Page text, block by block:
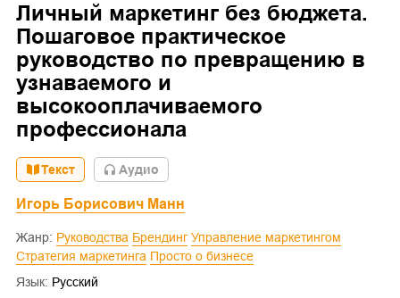
Личный маркетинг без бюджета.
Пошаговое практическое
руководство по превращению в
узнаваемого и
высокооплачиваемого
профессионала
Текст Aудио
Игорь Борисович Манн
Жанр: Руководства Брендинг
Управление маркетингом
Стратегия маркетинга
Просто о бизнесе
Язык: Русский